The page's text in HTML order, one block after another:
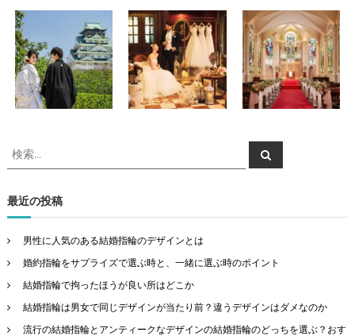
検
索
象
:
検
索
最近の投稿
男性に人気のある結婚指輪のデザインとは
婚約指輪をサプライズで選ぶ時と、一緒に選ぶ時のポイント
結婚指輪で拘ったほうが良い所はどこか
結婚指輪は男女で同じデザインが当たり前？違うデザインはダメなのか
流行の結婚指輪とアンティークなデザインの結婚指輪のどっちを選ぶ？おす